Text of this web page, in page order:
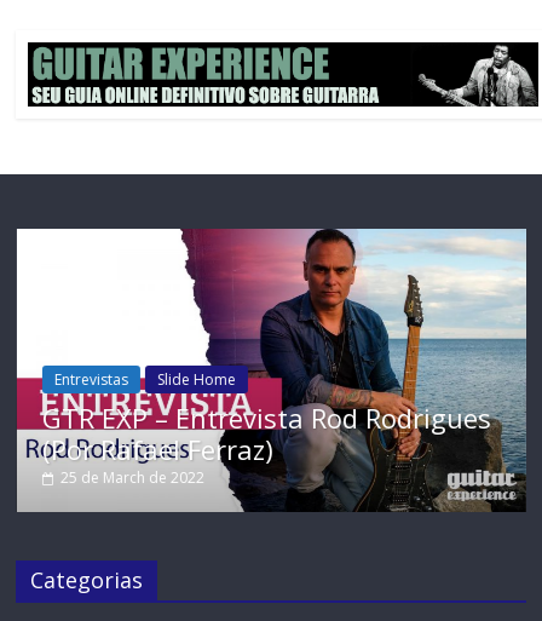
Entrevistas Slide Home
GTR EXP – Entrevista Rod Rodrigues
(Por Rafael Ferraz)
25 de March de 2022
Categorias